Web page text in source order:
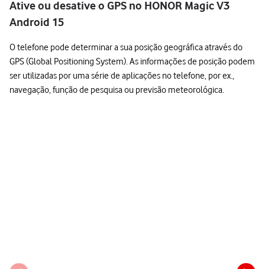
Ative ou desative o GPS no HONOR Magic V3
Android 15
O telefone pode determinar a sua posição geográfica através do
GPS (Global Positioning System). As informações de posição podem
ser utilizadas por uma série de aplicações no telefone, por ex.,
navegação, função de pesquisa ou previsão meteorológica.